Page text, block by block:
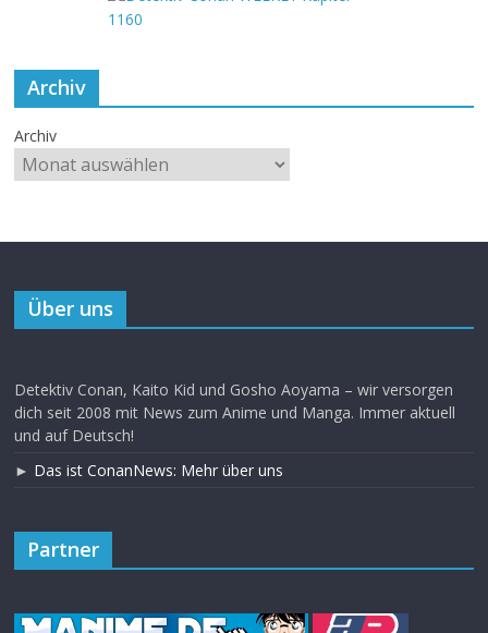
Archiv
Archiv
Über uns
Detektiv Conan, Kaito Kid und Gosho Aoyama – wir versorgen
dich seit 2008 mit News zum Anime und Manga. Immer aktuell
und auf Deutsch!
► Das ist ConanNews: Mehr über uns
Partner